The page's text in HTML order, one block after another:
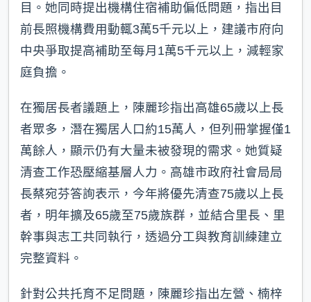
目。她同時提出機構住宿補助偏低問題，指出目
前長照機構費用動輒3萬5千元以上，建議市府向
中央爭取提高補助至每月1萬5千元以上，減輕家
庭負擔。
在獨居長者議題上，陳麗珍指出高雄65歲以上長
者眾多，潛在獨居人口約15萬人，但列冊掌握僅1
萬餘人，顯示仍有大量未被發現的需求。她質疑
清查工作恐壓縮基層人力。高雄市政府社會局局
長蔡宛芬答詢表示，今年將優先清查75歲以上長
者，明年擴及65歲至75歲族群，並結合里長、里
幹事與志工共同執行，透過分工與教育訓練建立
完整資料。
針對公共托育不足問題，陳麗珍指出左營、楠梓